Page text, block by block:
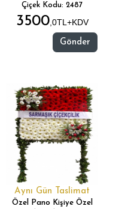
Çiçek Kodu: 2487
3500,0TL+KDV
Gönder
Aynı Gün Taslimat
Özel Pano Kişiye Özel